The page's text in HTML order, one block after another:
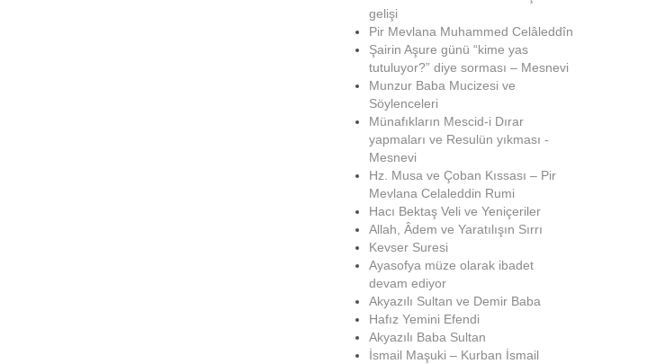
gelişi
Pir Mevlana Muhammed Celâleddîn
Şairin Aşure günü “kime yas
tutuluyor?” diye sorması – Mesnevi
Munzur Baba Mucizesi ve
Söylenceleri
Münafıkların Mescid-i Dırar
yapmaları ve Resulün yıkması -
Mesnevi
Hz. Musa ve Çoban Kıssası – Pir
Mevlana Celaleddin Rumi
Hacı Bektaş Veli ve Yeniçeriler
Allah, Âdem ve Yaratılışın Sırrı
Kevser Suresi
Ayasofya müze olarak ibadet
devam ediyor
Akyazılı Sultan ve Demir Baba
Hafız Yemini Efendi
Akyazılı Baba Sultan
İsmail Maşuki – Kurban İsmail